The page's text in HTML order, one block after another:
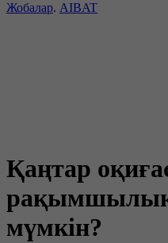
Жобалар. AIBAT
Қаңтар
мүмкін?